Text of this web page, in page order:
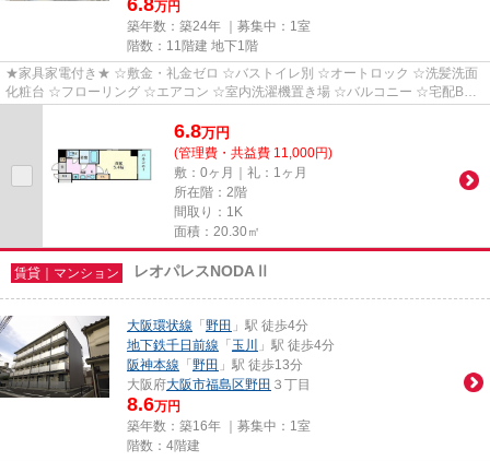
万円
築年数：築24年 ｜募集中： 1室
階数：11階建 地下1階
★家具家電付き★ ☆敷金・礼金ゼロ ☆バストイレ別 ☆オートロック ☆洗髪洗面
化粧台 ☆フローリング ☆エアコン ☆室内洗濯機置き場 ☆バルコニー ☆宅配BOX
6.8万円
(管理費・共益費 11,000円)
敷：0ヶ月｜礼：1ヶ月
所在階：2階
間取り：1K
面積：20.30㎡
賃貸｜マンション レオパレスNODAⅡ
大阪環状線 「 野田 」駅 徒歩4分
地下鉄千日前線 「 玉川
」駅 徒歩4分
阪神本線 「 野田 」駅 徒歩13分
大阪府大阪市福島区野田 ３丁目
8.6万円
築年数：築16年 ｜募集中： 1室
階数：4階建